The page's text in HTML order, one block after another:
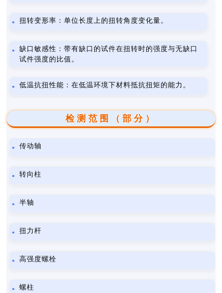
扭转变形率：单位长度上的扭转角度变化量。
缺口敏感性：带有缺口的试件在扭转时的强度与无缺口
试件强度的比值。
低温抗扭性能：在低温环境下材料抵抗扭矩的能力。
检测范围（部分）
传动轴
转向柱
半轴
扭力杆
高强度螺栓
螺柱